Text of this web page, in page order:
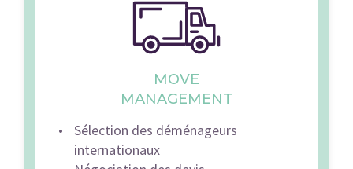
MOVE
MANAGEMENT
Sélection des déménageurs
internationaux